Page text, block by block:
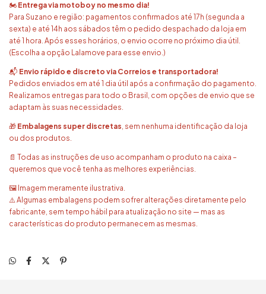
🏍️ Entrega via motoboy no mesmo dia!
Para Suzano e região: pagamentos confirmados até 17h (segunda a
sexta) e até 14h aos sábados têm o pedido despachado da loja em
até 1 hora. Após esses horários, o envio ocorre no próximo dia útil.
(Escolha a opção Lalamove para esse envio.)
📬 Envio rápido e discreto via Correios e transportadora!
Pedidos enviados em até 1 dia útil após a confirmação do pagamento.
Realizamos entregas para todo o Brasil, com opções de envio que se
adaptam às suas necessidades.
🎁 Embalagens super discretas, sem nenhuma identificação da loja
ou dos produtos.
📄 Todas as instruções de uso acompanham o produto na caixa –
queremos que você tenha as melhores experiências.
🖼️ Imagem meramente ilustrativa.
⚠️ Algumas embalagens podem sofrer alterações diretamente pelo
fabricante, sem tempo hábil para atualização no site — mas as
características do produto permanecem as mesmas.